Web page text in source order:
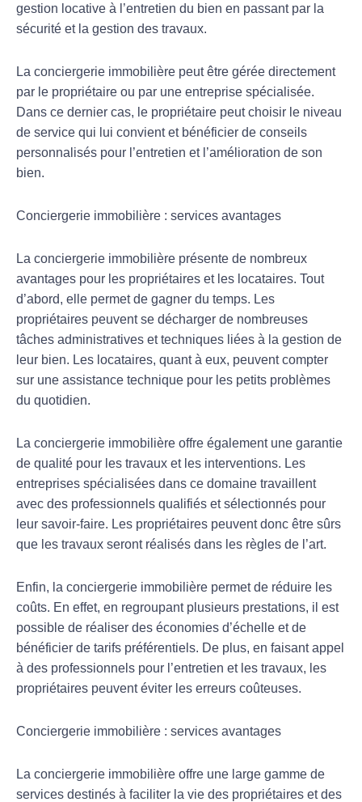
gestion locative à l’entretien du bien en passant par la
sécurité et la gestion des travaux.
La conciergerie immobilière peut être gérée directement
par le propriétaire ou par une entreprise spécialisée.
Dans ce dernier cas, le propriétaire peut choisir le niveau
de service qui lui convient et bénéficier de conseils
personnalisés pour l’entretien et l’amélioration de son
bien.
Conciergerie immobilière : services avantages
La conciergerie immobilière présente de nombreux
avantages pour les propriétaires et les locataires. Tout
d’abord, elle permet de gagner du temps. Les
propriétaires peuvent se décharger de nombreuses
tâches administratives et techniques liées à la gestion de
leur bien. Les locataires, quant à eux, peuvent compter
sur une assistance technique pour les petits problèmes
du quotidien.
La conciergerie immobilière offre également une garantie
de qualité pour les travaux et les interventions. Les
entreprises spécialisées dans ce domaine travaillent
avec des professionnels qualifiés et sélectionnés pour
leur savoir-faire. Les propriétaires peuvent donc être sûrs
que les travaux seront réalisés dans les règles de l’art.
Enfin, la conciergerie immobilière permet de réduire les
coûts. En effet, en regroupant plusieurs prestations, il est
possible de réaliser des économies d’échelle et de
bénéficier de tarifs préférentiels. De plus, en faisant appel
à des professionnels pour l’entretien et les travaux, les
propriétaires peuvent éviter les erreurs coûteuses.
Conciergerie immobilière : services avantages
La conciergerie immobilière offre une large gamme de
services destinés à faciliter la vie des propriétaires et des